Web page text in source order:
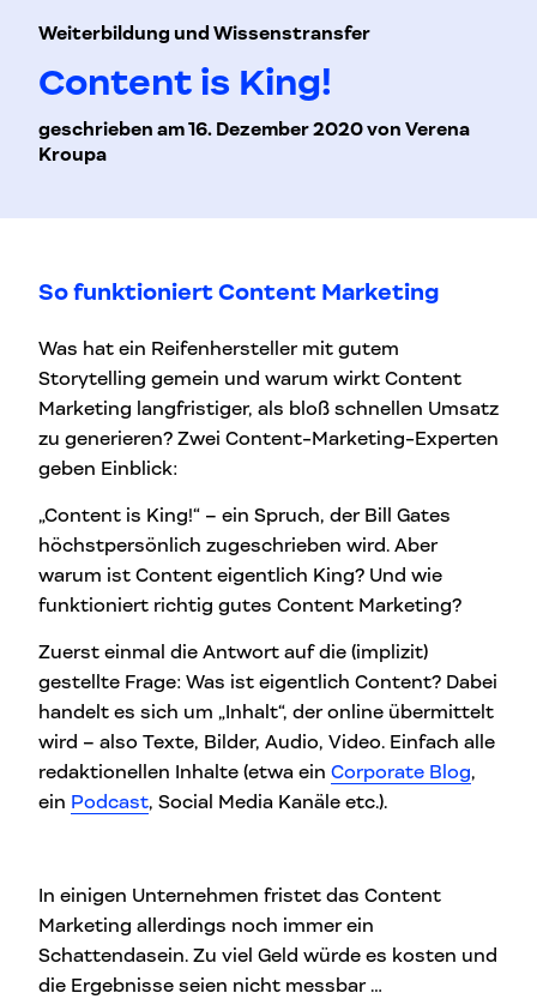
Weiterbildung und Wissenstransfer
Content is King!
geschrieben am 16. Dezember 2020 von Verena
Kroupa
So funktioniert Content Marketing
Was hat ein Reifenhersteller mit gutem
Storytelling gemein und warum wirkt Content
Marketing langfristiger, als bloß schnellen Umsatz
zu generieren? Zwei Content-Marketing-Experten
geben Einblick:
„Content is King!“ – ein Spruch, der Bill Gates
höchstpersönlich zugeschrieben wird. Aber
warum ist Content eigentlich King? Und wie
funktioniert richtig gutes Content Marketing?
Zuerst einmal die Antwort auf die (implizit)
gestellte Frage: Was ist eigentlich Content? Dabei
handelt es sich um „Inhalt“, der online übermittelt
wird – also Texte, Bilder, Audio, Video. Einfach alle
redaktionellen Inhalte (etwa ein Corporate Blog,
ein Podcast, Social Media Kanäle etc.).
In einigen Unternehmen fristet das Content
Marketing allerdings noch immer ein
Schattendasein. Zu viel Geld würde es kosten und
die Ergebnisse seien nicht messbar …